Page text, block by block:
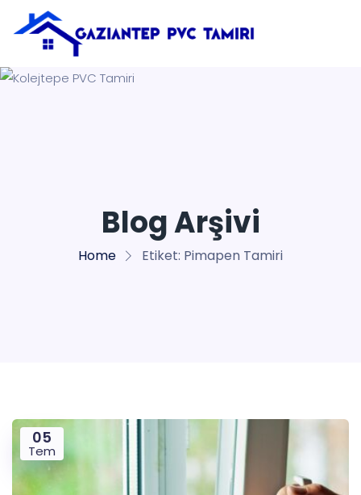
Blog Arşivi
Home Etiket: Pimapen Tamiri
05
Tem